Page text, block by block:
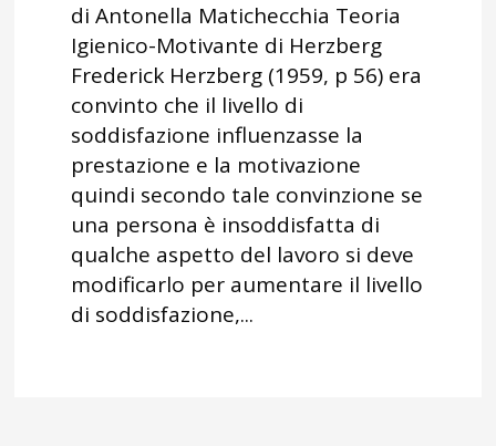
di Antonella Matichecchia Teoria
Igienico-Motivante di Herzberg
Frederick Herzberg (1959, p 56) era
convinto che il livello di
soddisfazione influenzasse la
prestazione e la motivazione
quindi secondo tale convinzione se
una persona è insoddisfatta di
qualche aspetto del lavoro si deve
modificarlo per aumentare il livello
di soddisfazione,...